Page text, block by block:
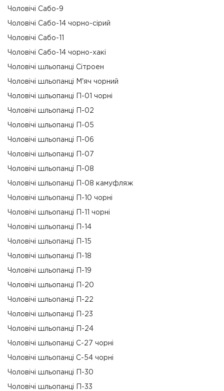
Чоловічі Сабо-9
Чоловічі Сабо-14 чорно-сірий
Чоловічі Сабо-11
Чоловічі Сабо-14 чорно-хакі
Чоловічі шльопанці Сітроен
Чоловічі шльопанці М'яч чорний
Чоловічі шльопанці П-01 чорні
Чоловічі шльопанці П-02
Чоловічі шльопанці П-05
Чоловічі шльопанці П-06
Чоловічі шльопанці П-07
Чоловічі шльопанці П-08
Чоловічі шльопанці П-08 камуфляж
Чоловічі шльопанці П-10 чорні
Чоловічі шльопанці П-11 чорні
Чоловічі шльопанці П-14
Чоловічі шльопанці П-15
Чоловічі шльопанці П-18
Чоловічі шльопанці П-19
Чоловічі шльопанці П-20
Чоловічі шльопанці П-22
Чоловічі шльопанці П-23
Чоловічі шльопанці П-24
Чоловічі шльопанці С-27 чорні
Чоловічі шльопанці С-54 чорні
Чоловічі шльопанці П-30
Чоловічі шльопанці П-33